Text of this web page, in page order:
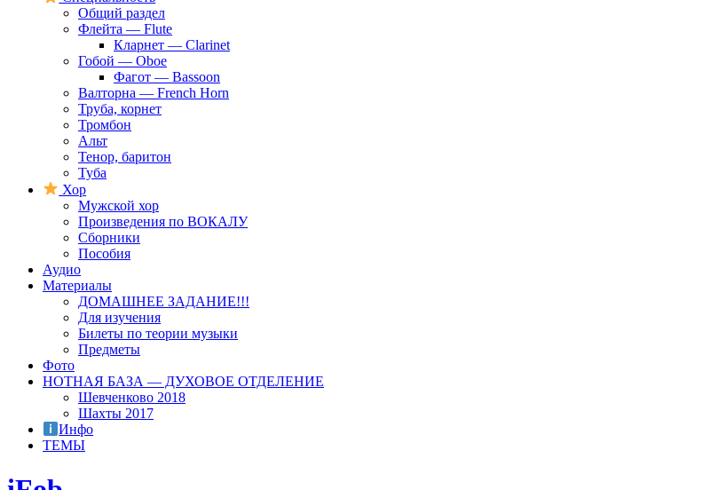
Общий раздел
Флейта — Flute
Кларнет — Clarinet
Гобой — Oboe
Фагот — Bassoon
Валторна — French Horn
Труба, корнет
Тромбон
Альт
Тенор, баритон
Туба
Хор
Мужской хор
Произведения по ВОКАЛУ
Сборники
Пособия
Аудио
Материалы
ДОМАШНЕЕ ЗАДАНИЕ!!!
Для изучения
Билеты по теории музыки
Предметы
Фото
НОТНАЯ БАЗА — ДУХОВОЕ ОТДЕЛЕНИЕ
Шевченково 2018
Шахты 2017
Инфо
ТЕМЫ